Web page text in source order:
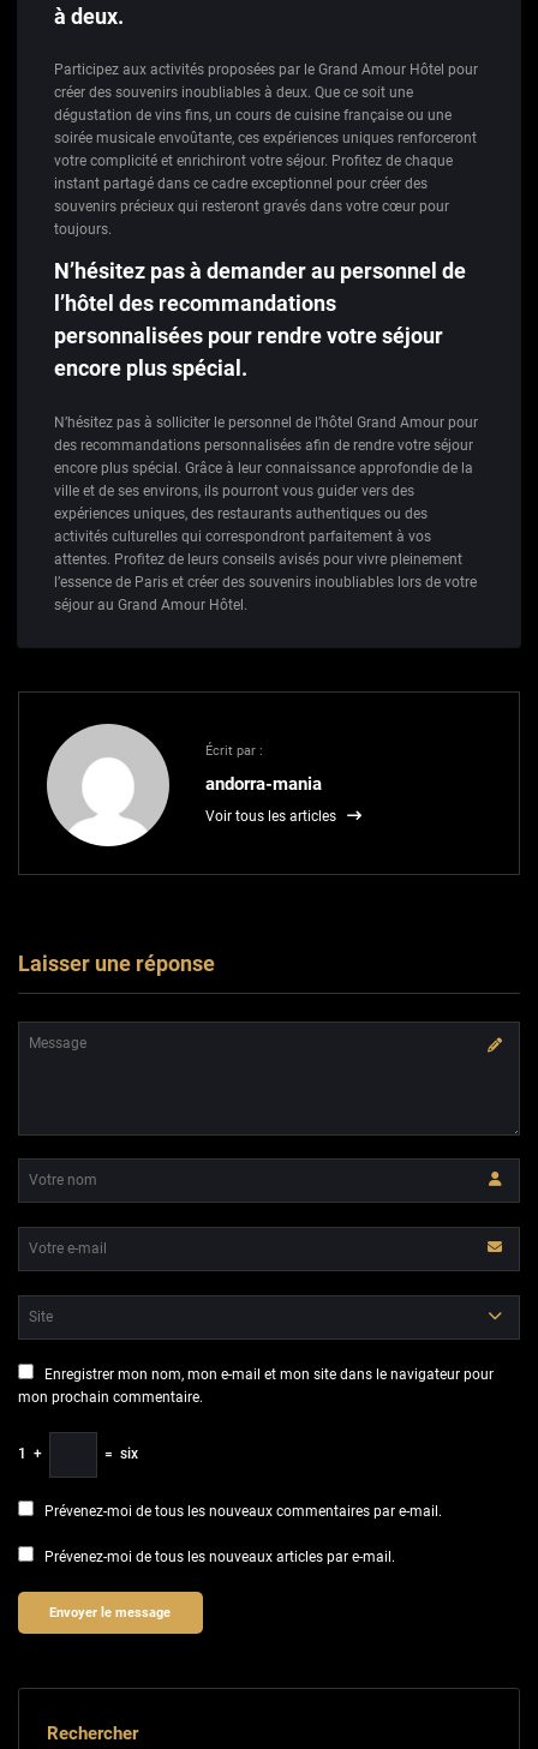
à deux.
Participez aux activités proposées par le Grand Amour Hôtel pour
créer des souvenirs inoubliables à deux. Que ce soit une
dégustation de vins fins, un cours de cuisine française ou une
soirée musicale envoûtante, ces expériences uniques renforceront
votre complicité et enrichiront votre séjour. Profitez de chaque
instant partagé dans ce cadre exceptionnel pour créer des
souvenirs précieux qui resteront gravés dans votre cœur pour
toujours.
N’hésitez pas à demander au personnel de
l’hôtel des recommandations
personnalisées pour rendre votre séjour
encore plus spécial.
N’hésitez pas à solliciter le personnel de l’hôtel Grand Amour pour
des recommandations personnalisées afin de rendre votre séjour
encore plus spécial. Grâce à leur connaissance approfondie de la
ville et de ses environs, ils pourront vous guider vers des
expériences uniques, des restaurants authentiques ou des
activités culturelles qui correspondront parfaitement à vos
attentes. Profitez de leurs conseils avisés pour vivre pleinement
l’essence de Paris et créer des souvenirs inoubliables lors de votre
séjour au Grand Amour Hôtel.
Écrit par :
andorra-mania
Voir tous les articles
Laisser une réponse
Enregistrer mon nom, mon e-mail et mon site dans le navigateur pour
mon prochain commentaire.
1 + = six
Prévenez-moi de tous les nouveaux commentaires par e-mail.
Prévenez-moi de tous les nouveaux articles par e-mail.
Rechercher